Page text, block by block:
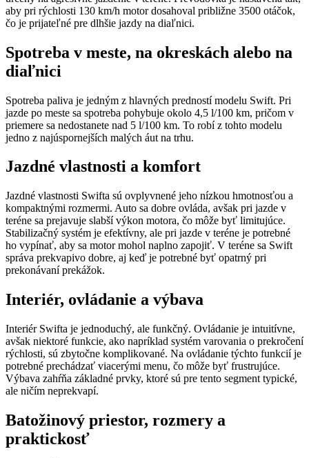
aby pri rýchlosti 130 km/h motor dosahoval približne 3500 otáčok,
čo je prijateľné pre dlhšie jazdy na diaľnici.
Spotreba v meste, na okreskách alebo na
diaľnici
Spotreba paliva je jedným z hlavných predností modelu Swift. Pri
jazde po meste sa spotreba pohybuje okolo 4,5 l/100 km, pričom v
priemere sa nedostanete nad 5 l/100 km. To robí z tohto modelu
jedno z najúspornejších malých áut na trhu.
Jazdné vlastnosti a komfort
Jazdné vlastnosti Swifta sú ovplyvnené jeho nízkou hmotnosťou a
kompaktnými rozmermi. Auto sa dobre ovláda, avšak pri jazde v
teréne sa prejavuje slabší výkon motora, čo môže byť limitujúce.
Stabilizačný systém je efektívny, ale pri jazde v teréne je potrebné
ho vypínať, aby sa motor mohol naplno zapojiť. V teréne sa Swift
správa prekvapivo dobre, aj keď je potrebné byť opatrný pri
prekonávaní prekážok.
Interiér, ovládanie a výbava
Interiér Swifta je jednoduchý, ale funkčný. Ovládanie je intuitívne,
avšak niektoré funkcie, ako napríklad systém varovania o prekročení
rýchlosti, sú zbytočne komplikované. Na ovládanie týchto funkcií je
potrebné prechádzať viacerými menu, čo môže byť frustrujúce.
Výbava zahŕňa základné prvky, ktoré sú pre tento segment typické,
ale ničím neprekvapí.
Batožinový priestor, rozmery a
praktickosť